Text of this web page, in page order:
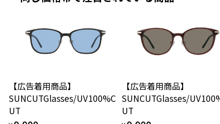
タイプ
材質
フロント素材：メタル
【広告着用商品】
SUNCUTGlasses/UV100%C
UT
【広告着用商品】
SUNCUTGlasses/
UT